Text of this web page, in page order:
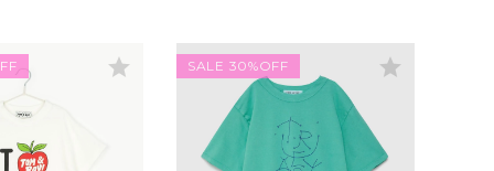
star SALE 30%OFF star